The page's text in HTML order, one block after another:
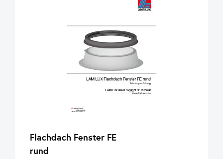
Flachdach Fenster FE
rund